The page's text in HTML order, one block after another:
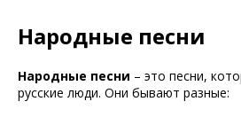
Народные песни
Народные песни – это песни,
русские люди. Они бывают разные: